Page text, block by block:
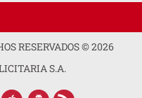
RESERVADOS ©2026
S.A.